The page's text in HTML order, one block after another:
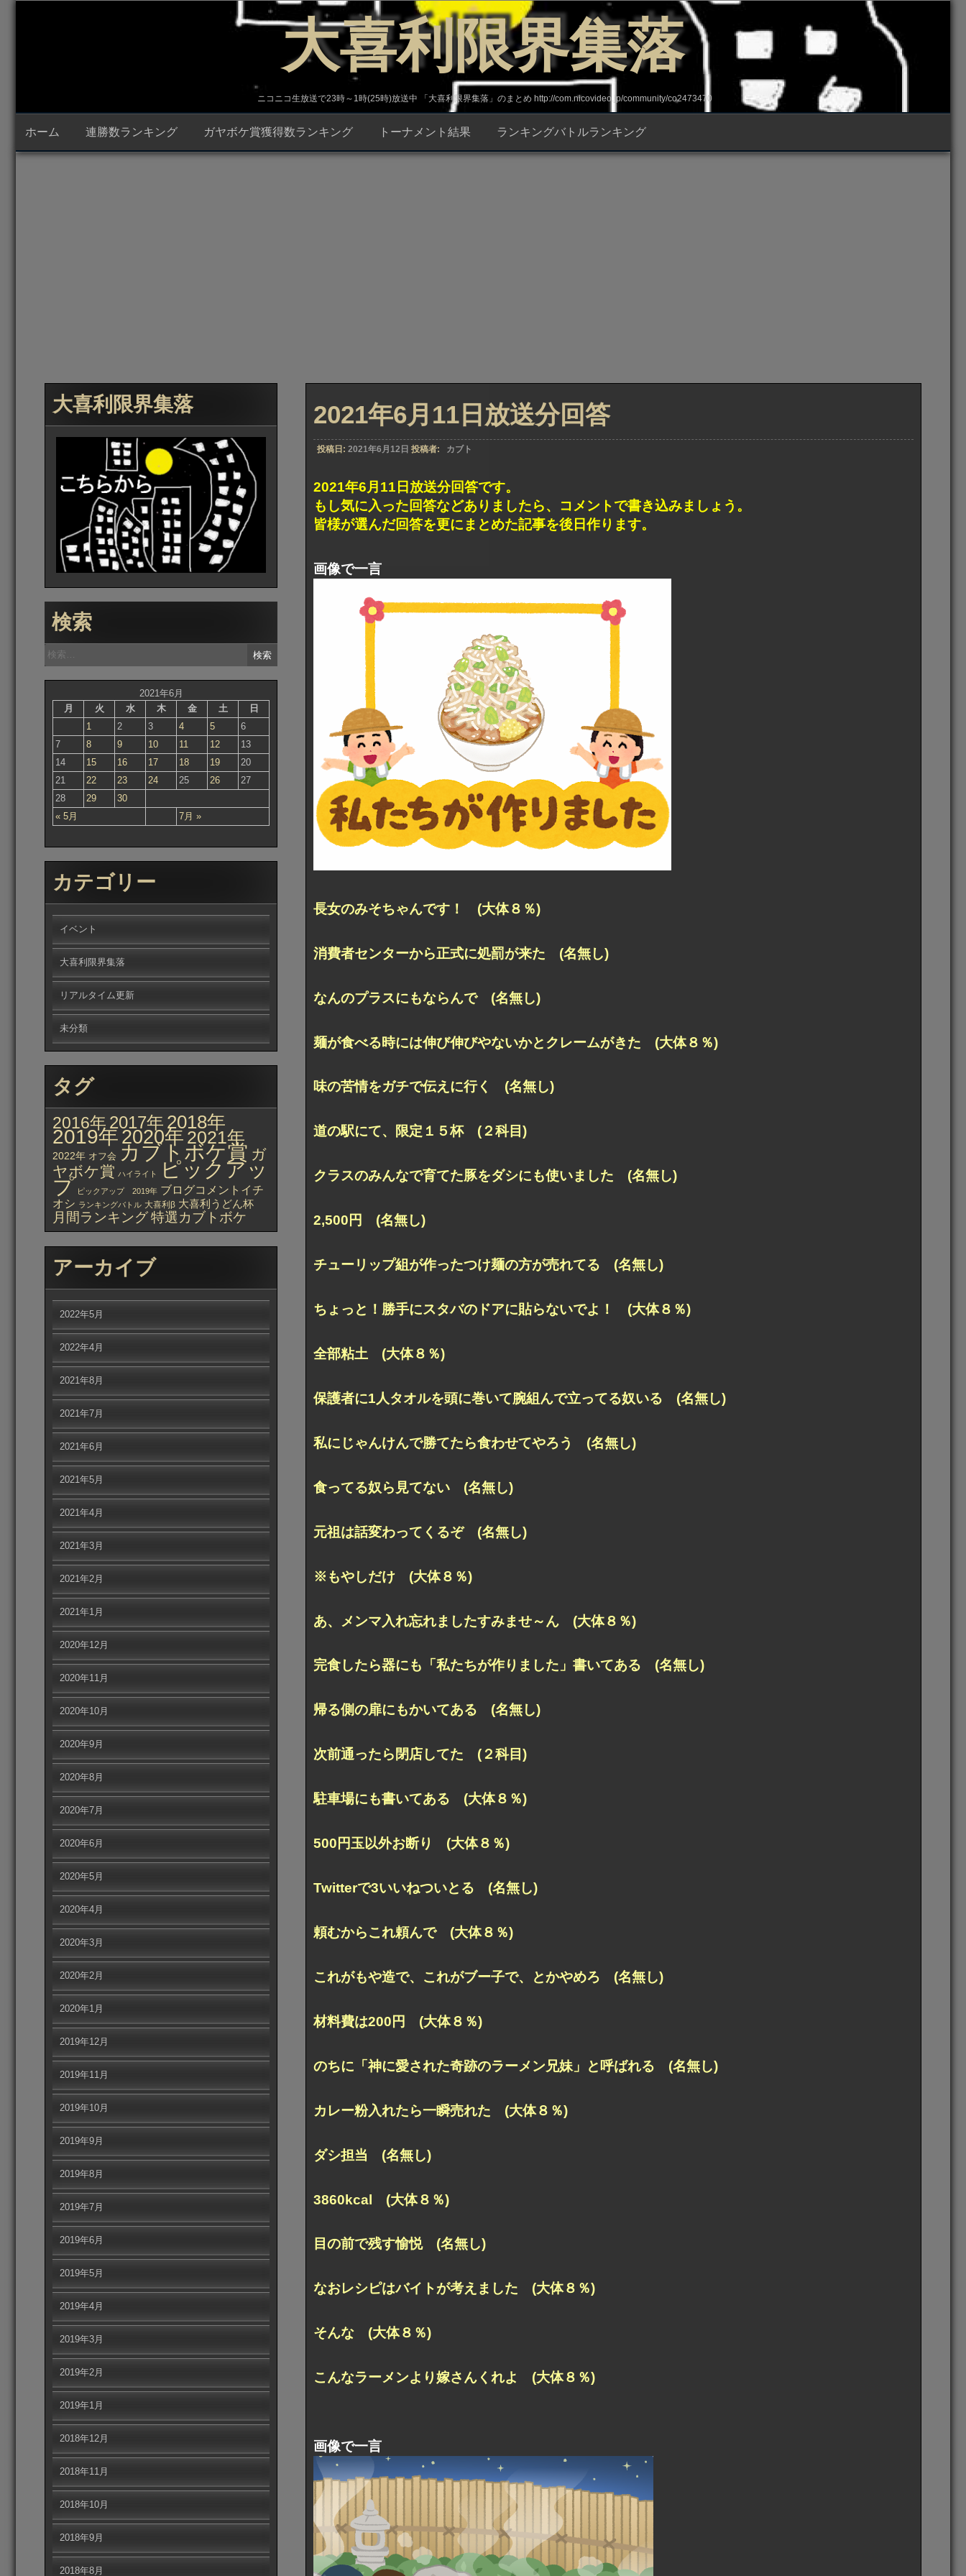
プ
大喜利限界集落
ニコニコ生放送で23時～1時(25時)放送中 「大喜利限界集落」のまとめ http://com.nicovideo.jp/community/co2473470
ホーム 連勝数ランキング ガヤボケ賞獲得数ランキング トーナメント結果 ランキングバトルランキング
2021年6月11日放送分回答
投稿日: 2021年6月12日 投稿者: カブト
2021年6月11日放送分回答です。
もし気に入った回答などありましたら、コメントで書き込みましょう。
皆様が選んだ回答を更にまとめた記事を後日作ります。
画像で一言
長女のみそちゃんです！ (大体８％)
消費者センターから正式に処罰が来た (名無し)
なんのプラスにもならんで (名無し)
麺が食べる時には伸び伸びやないかとクレームがきた (大体８％)
味の苦情をガチで伝えに行く (名無し)
道の駅にて、限定１５杯 (２科目)
クラスのみんなで育てた豚をダシにも使いました (名無し)
2,500円 (名無し)
チューリップ組が作ったつけ麺の方が売れてる (名無し)
ちょっと！勝手にスタバのドアに貼らないでよ！ (大体８％)
全部粘土 (大体８％)
保護者に1人タオルを頭に巻いて腕組んで立ってる奴いる (名無し)
私にじゃんけんで勝てたら食わせてやろう (名無し)
食ってる奴ら見てない (名無し)
元祖は話変わってくるぞ (名無し)
※もやしだけ (大体８％)
あ、メンマ入れ忘れましたすみませ～ん (大体８％)
完食したら器にも「私たちが作りました」書いてある (名無し)
帰る側の扉にもかいてある (名無し)
次前通ったら閉店してた (２科目)
駐車場にも書いてある (大体８％)
500円玉以外お断り (大体８％)
Twitterで3いいねついとる (名無し)
頼むからこれ頼んで (大体８％)
これがもや造で、これがブー子で、とかやめろ (名無し)
材料費は200円 (大体８％)
のちに「神に愛された奇跡のラーメン兄妹」と呼ばれる (名無し)
カレー粉入れたら一瞬売れた (大体８％)
ダシ担当 (名無し)
3860kcal (大体８％)
目の前で残す愉悦 (名無し)
なおレシピはバイトが考えました (大体８％)
そんな (大体８％)
こんなラーメンより嫁さんくれよ (大体８％)
画像で一言
大喜利限界集落
検索
検
索:
2021年6月
月
火 水 木 金 土 日
« 5月 7月 »
1 2 3 4 5
6
7
8 9 10 11 12
13
14
15 16 17 18 19
20
21
22 23 24 25 26
27
28
29 30
カテゴリー
イベント
大喜利限界集落
リアルタイム更新
未分類
タグ
2016年 2017年 2018年
2019年2020年 2021年
2022年 オフ会 カブトボケ賞 ガ
ヤボケ賞 ハイライト ピックアッ
プ ピックアップ 2019年 ブログコメントイチ
オシ ランキングバトル 大喜利β 大喜利うどん杯
月間ランキング特選カブトボケ
アーカイブ
2022年5月
2022年4月
2021年8月
2021年7月
2021年6月
2021年5月
2021年4月
2021年3月
2021年2月
2021年1月
2020年12月
2020年11月
2020年10月
2020年9月
2020年8月
2020年7月
2020年6月
2020年5月
2020年4月
2020年3月
2020年2月
2020年1月
2019年12月
2019年11月
2019年10月
2019年9月
2019年8月
2019年7月
2019年6月
2019年5月
2019年4月
2019年3月
2019年2月
2019年1月
2018年12月
2018年11月
2018年10月
2018年9月
2018年8月